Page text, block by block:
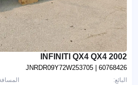
2002 INFINITI QX4 QX4
JNRDR09Y72W253705 | 60768426
البائع: